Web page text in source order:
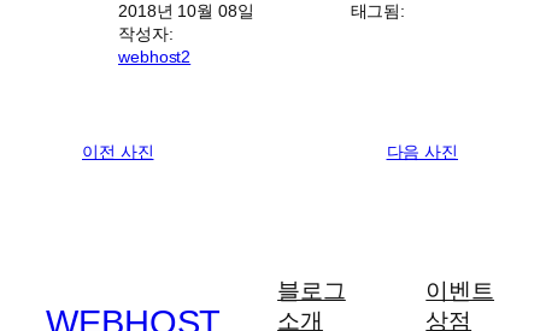
2018년 10월 08일
작성자:
webhost2
태그됨:
이전 사진 다음 사진
WEBHOST
블로그
소개
이벤트
상점